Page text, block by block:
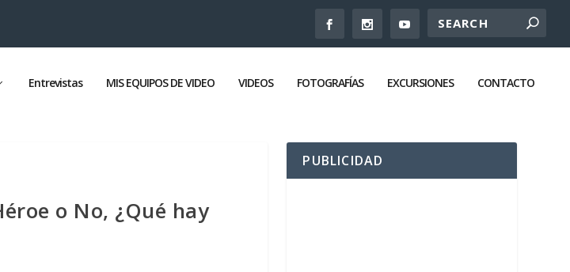
Entrevistas MIS EQUIPOS DE VIDEO VIDEOS FOTOGRAFÍAS EXCURSIONES CONTACTO
o No, ¿Qué hay
PUBLICIDAD